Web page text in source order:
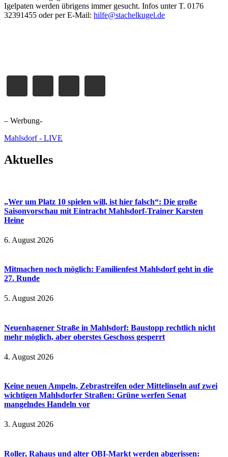
Igelpaten werden übrigens immer gesucht. Infos unter T. 0176
32391455 oder per E-Mail: hilfe@stachelkugel.de
– Werbung-
Mahlsdorf - LIVE
Aktuelles
„Wer um Platz 10 spielen will, ist hier falsch“: Die große
Saisonvorschau mit Eintracht Mahlsdorf-Trainer Karsten
Heine
6. August 2026
Mitmachen noch möglich: Familienfest Mahlsdorf geht in die
27. Runde
5. August 2026
Neuenhagener Straße in Mahlsdorf: Baustopp rechtlich nicht
mehr möglich, aber oberstes Geschoss gesperrt
4. August 2026
Keine neuen Ampeln, Zebrastreifen oder Mittelinseln auf zwei
wichtigen Mahlsdorfer Straßen: Grüne werfen Senat
mangelndes Handeln vor
3. August 2026
Roller, Rahaus und alter OBI-Markt werden abgerissen: